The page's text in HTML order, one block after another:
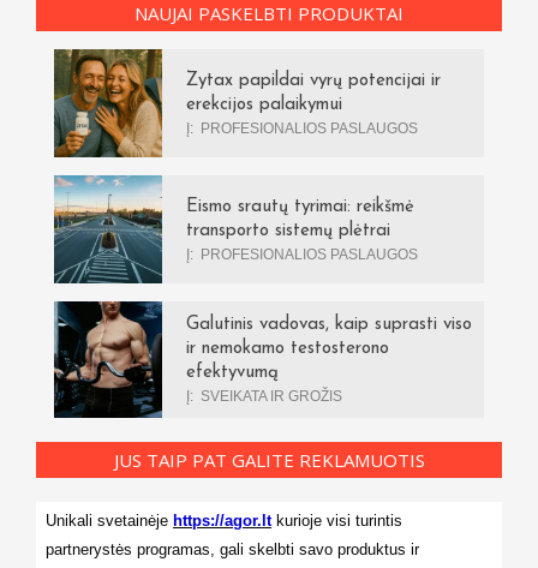
NAUJAI PASKELBTI PRODUKTAI
Zytax papildai vyrų potencijai ir
erekcijos palaikymui
Į: PROFESIONALIOS PASLAUGOS
Eismo srautų tyrimai: reikšmė
transporto sistemų plėtrai
Į: PROFESIONALIOS PASLAUGOS
Galutinis vadovas, kaip suprasti viso
ir nemokamo testosterono
efektyvumą
Į: SVEIKATA IR GROŽIS
JUS TAIP PAT GALITE REKLAMUOTIS
Unikali svetainėje https://agor.ltkurioje visi turintis
partnerystės programas, gali skelbti savo produktus ir